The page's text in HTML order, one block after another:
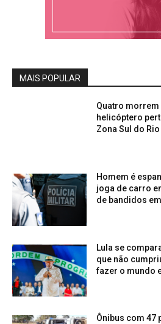
MAIS POPULAR
Quatro morrem
helicóptero
Zona Sul do Rio
Homem é
joga de carro
de bandidos
Lula se
que não
fazer o mundo
Ônibus com 47